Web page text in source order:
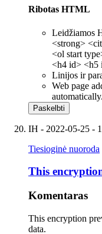
Ribotas HTML
Leidžiamos
<strong>
<ol start
<h4 id> <h5
Linijos ir
Web page
automatically.
IH - 2022-05-25 -
Tiesioginė nuoroda
This
Komentaras
This encryption
data.